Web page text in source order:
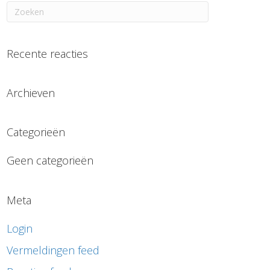
Recente reacties
Archieven
Categorieën
Geen categorieën
Meta
Login
Vermeldingen feed